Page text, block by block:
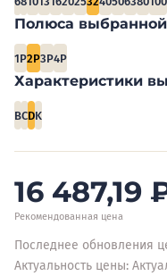
Полюса
1P2P3P4P
Характеристики
BCDK
16 487,19
Рекомендованная цена
Последнее обновления
Актуальность цены: